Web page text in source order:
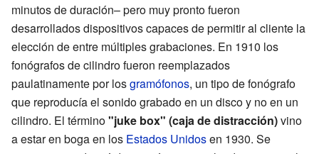
minutos de duración– pero muy pronto fueron
desarrollados dispositivos capaces de permitir al cliente la
elección de entre múltiples grabaciones. En 1910 los
fonógrafos de cilindro fueron reemplazados
paulatinamente por losgramófonos, un tipo de fonógrafo
que reproducía el sonido grabado en un disco y no en un
cilindro. El término"juke box" (caja de distracción)vino
a estar en boga en los Estados Unidosen 1930. Se